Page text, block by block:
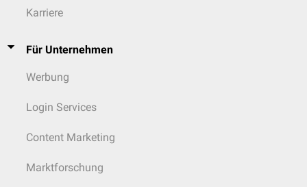
Karriere
Für Unternehmen
Werbung
Login Services
Content Marketing
Marktforschung